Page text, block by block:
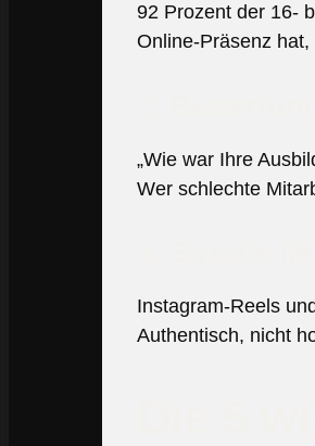
92 Prozent der 16-
Online-Präsenz
„Wie war Ihre
Wer schlechte
Instagram-Reels
Authentisch, nicht